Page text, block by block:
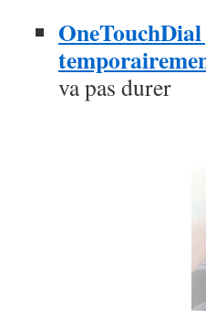
va pas durer